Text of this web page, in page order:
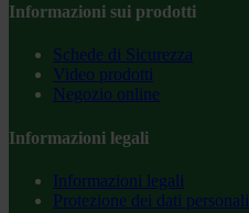
Informazioni sui prodotti
Schede di Sicurezza
Video prodotti
Negozio online
Informazioni legali
Informazioni legali
Protezione dei dati personali